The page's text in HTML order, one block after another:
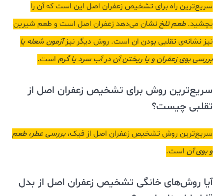
سریع‌ترین راه برای تشخیص زعفران اصل این است که آن را
بچشید.طعم تلخنشان می‌دهد زعفران اصل است و طعم شیرین
نیز نشانه‌ی تقلبی بودن ان است. روش دیگر نیزآزمون شعله یا
بررسی بوی زعفران و یا ریختن آن در آب سرد یا گرم است.
سریع‌ترین روش برای تشخیص زعفران اصل از
تقلبی چیست؟
سریع‌ترین روش تشخیص زعفران اصل از فیک،بررسی عطر، طعم
و بوی آن است.
آیا روش‌های خانگی تشخیص زعفران اصل از بدل